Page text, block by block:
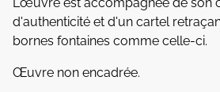
L'œuvre est accompagnée de son
d'authenticité et d'un cartel
bornes fontaines comme celle-ci.
Œuvre non encadrée.